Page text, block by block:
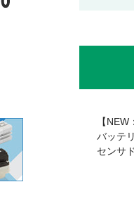
【
バッテ
センサ